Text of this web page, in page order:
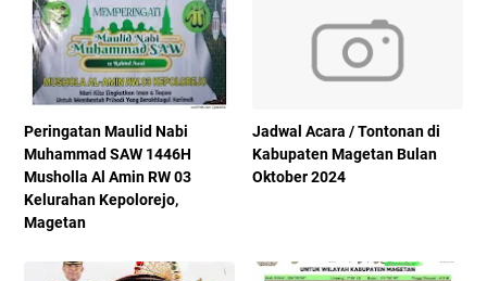
Peringatan Maulid Nabi
Muhammad SAW 1446H
Musholla Al Amin RW 03
Kelurahan Kepolorejo,
Magetan
Jadwal Acara / Tontonan di
Kabupaten Magetan Bulan
Oktober 2024